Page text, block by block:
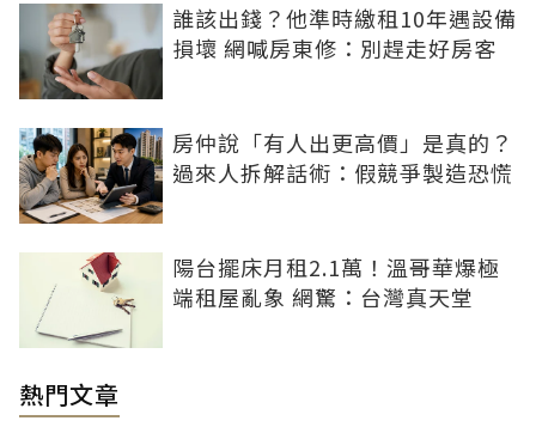
誰該出錢？他準時繳租10年遇設備
損壞 網喊房東修：別趕走好房客
房仲說「有人出更高價」是真的？
過來人拆解話術：假競爭製造恐慌
陽台擺床月租2.1萬！溫哥華爆極
端租屋亂象 網驚：台灣真天堂
熱門文章